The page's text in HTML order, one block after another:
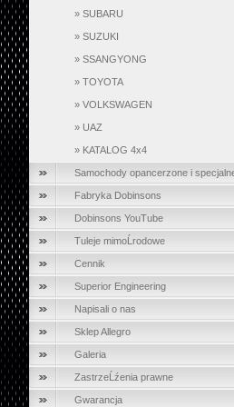
» SUBARU
» SUZUKI
» SSANGYONG
» TOYOTA
» VOLKSWAGEN
» UAZ
» KATALOG 4x4
Samochody opancerzone i
Fabryka Dobinsons
Dobinsons YouTube
Tuleje mimoĹrodowe
Cennik
Superior Engineering
Napisali o nas
Sklep Allegro
Galeria
ZastrzeĹźenia prawne
Gwarancja